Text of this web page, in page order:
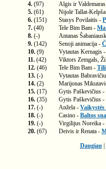
4. (97) Algis ir
5. (61) Nijolė Tallat-
6. (151) Stasys Povilaitis -
7. (40) Tele Bim Bam -
8. (-) Antanas
9. (142) Senoji animacija -
10. (9) Vytautas Kernagis -
11. (42) Viktors Zemgals,
12. (46) Tele Bim Bam -
13. (-) Vytautas
14. (2) Marijonas
15. (17) Gytis Paškevičius -
16. (35) Gytis Paškevičius -
17. (-) Anžela - Vaikystės
18. (-) Casino - Baltos
19. (-) Virgilijus Noreika -
20. (67) Deivis ir Renata -
Daugiau|